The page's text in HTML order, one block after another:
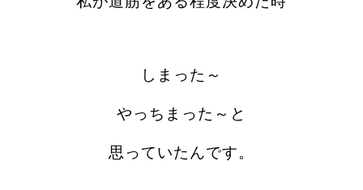
しまった～
やっちまった～と
思っていたんです。